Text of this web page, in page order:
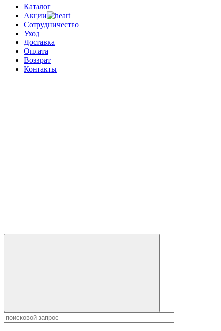
Каталог
Акции
Сотрудничество
Уход
Доставка
Оплата
Возврат
Контакты